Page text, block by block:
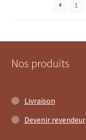
1
Nos produits
Livraison
Devenir revendeur